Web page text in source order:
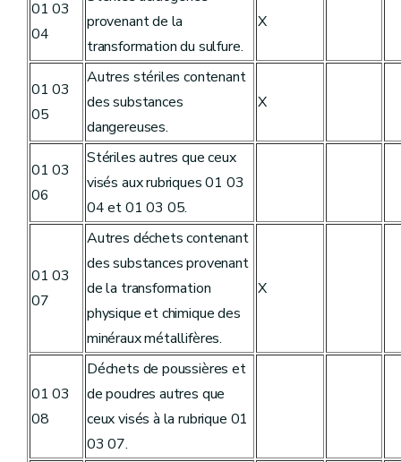
01 03
04
provenant de la
transformation du sulfure.
X
01 03
05
Autres stériles contenant
des substances
dangereuses.
X
01 03
06
Stériles autres que ceux
visés aux rubriques 01 03
04 et 01 03 05.
01 03
07
Autres déchets contenant
des substances provenant
de la transformation
physique et chimique des
minéraux métallifères.
X
01 03
08
Déchets de poussières et
de poudres autres que
ceux visés à la rubrique 01
03 07.